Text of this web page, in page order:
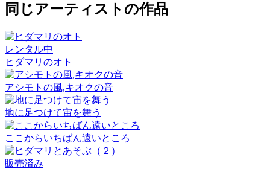
同じアーティストの作品
レンタル中
ヒダマリのオト
アシモトの風,キオクの音
地に足つけて宙を舞う
ここからいちばん遠いところ
販売済み